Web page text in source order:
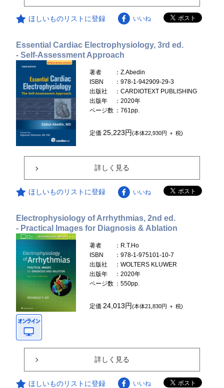
ほしいものリストに登録 いいね
Essential Cardiac Electrophysiology, 3rd ed.
- Self-Assessment Approach
著者
：Z.Abedin
ISBN
：978-1-942909-29-3
出版社
：CARDIOTEXT PUBLISHING
出版年
：2020年
ページ数 ：761pp.
定価 25,223円(本体22,930円 ＋ 税)
詳しく見る
ほしいものリストに登録 いいね
Electrophysiology of Arrhythmias, 2nd ed.
- Practical Images for Diagnosis & Ablation
著者
：R.T.Ho
ISBN
：978-1-975101-10-7
出版社
：WOLTERS KLUWER
出版年
：2020年
ページ数 ：550pp.
定価24,013円(本体21,830円 ＋ 税)
詳しく見る
ほしいものリストに登録 いいね